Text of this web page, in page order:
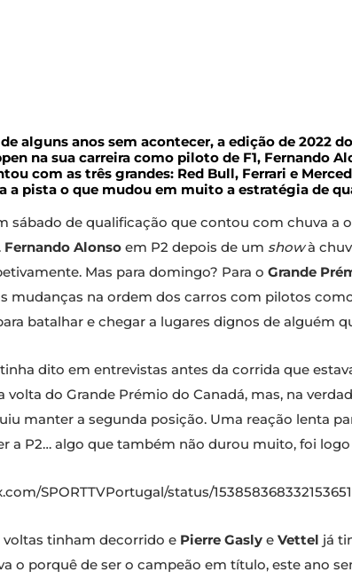
alguns anos sem acontecer, a edição de 2022
na sua carreira como piloto de F1, Fernando
com as três grandes: Red Bull, Ferrari e
a pista o que mudou em muito a estratégia de
sábado de qualificação que contou com chuva a
Fernando Alonso em P2 depois de um showà
Mas para domingo? Para o Grande
mudanças na ordem dos carros com pilotos
batalhar e chegar a lugares dignos de alguém
dito em entrevistas antes da corrida que
volta do Grande Prémio do Canadá, mas, na
manter a segunda posição. Uma reação lenta
a P2… algo que também não durou muito, foi
SPORTTVPortugal/status/
voltas tinham decorrido e Pierre Gasly e Vettel já
o porquê de ser o campeão em título, este ano